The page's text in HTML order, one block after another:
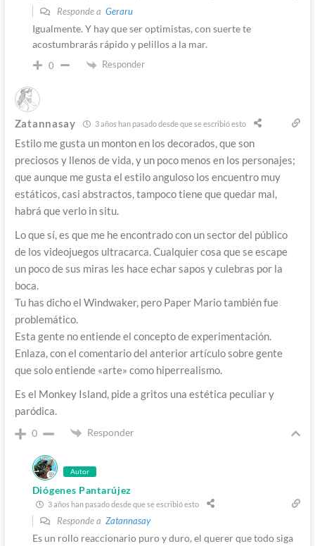
Responde a Geraru
Igualmente. Y hay que ser optimistas, con suerte te
acostumbrarás rápido y pelillos a la mar.
0 Responder
Zatannasay 3 años han pasado desde que se escribió esto
Estilo me gusta un monton en los decorados, que son
preciosos y llenos de vida, y un poco menos en los personajes;
que aunque me gusta el estilo anguloso los encuentro muy
estáticos, casi abstractos, tampoco tiene que quedar mal,
habrá que verlo in situ.
Lo que sí, es que me he encontrado con un sector del público
de los videojuegos ultracarca. Cualquier cosa que se escape
un poco de sus miras les hace echar sapos y culebras por la
boca.
Tu has dicho el Windwaker, pero Paper Mario también fue
problemático.
Esta gente no entiende el concepto de experimentación.
Enlaza, con el comentario del anterior artículo sobre gente
que solo entiende «arte» como hiperrealismo.
Es el Monkey Island, pide a gritos una estética peculiar y
paródica.
0 Responder
Autor
Diógenes Pantarújez
3 años han pasado desde que se escribió esto
Responde a Zatannasay
Es un rollo reaccionario puro y duro, el querer que todo siga